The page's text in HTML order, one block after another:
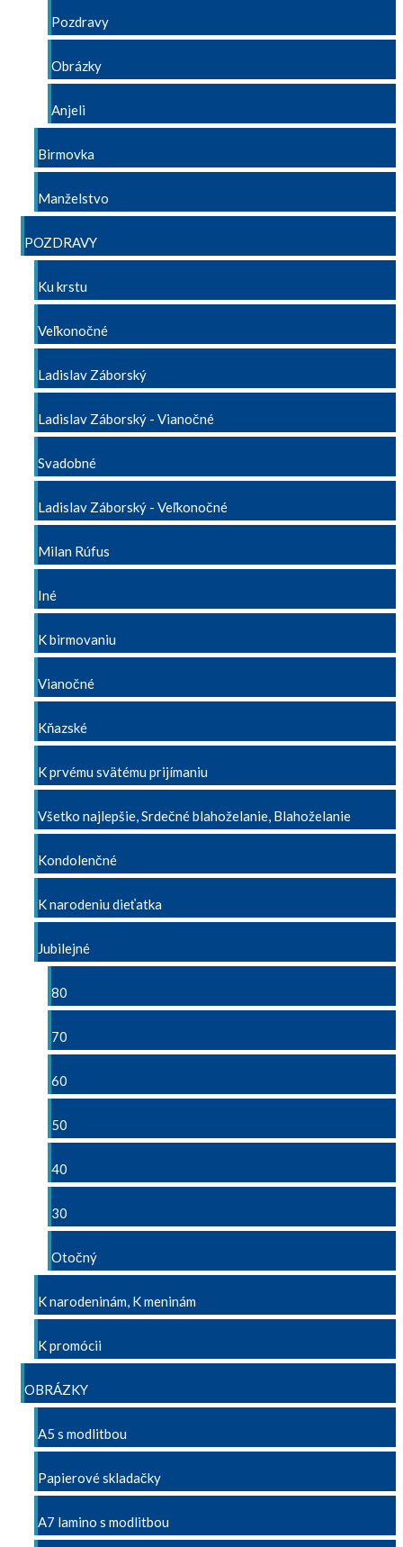
Pozdravy
Obrázky
Anjeli
Birmovka
Manželstvo
POZDRAVY
Ku krstu
Veľkonočné
Ladislav Záborský
Ladislav Záborský - Vianočné
Svadobné
Ladislav Záborský - Veľkonočné
Milan Rúfus
Iné
K birmovaniu
Vianočné
Kňazské
K prvému svätému prijímaniu
Všetko najlepšie, Srdečné blahoželanie, Blahoželanie
Kondolenčné
K narodeniu dieťatka
Jubilejné
80
70
60
50
40
30
Otočný
K narodeninám, K meninám
K promócii
OBRÁZKY
A5 s modlitbou
Papierové skladačky
A7 lamino s modlitbou